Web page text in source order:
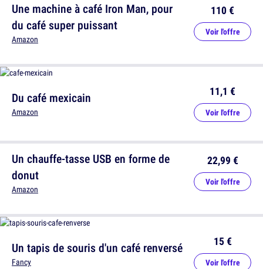
Une machine à café Iron Man, pour
du café super puissant
Amazon
110 €
Voir l'offre
Un chauffe-tasse USB en forme de
donut
Amazon
22,99 €
Voir l'offre
Du café mexicain
Amazon
11,1 €
Voir l'offre
Un tapis de souris d'un café renversé
Fancy
15 €
Voir l'offre